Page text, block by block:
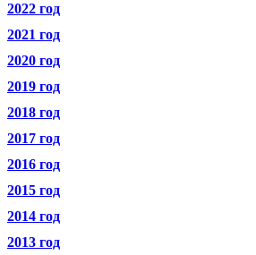
2022 год
2021 год
2020 год
2019 год
2018 год
2017 год
2016 год
2015 год
2014 год
2013 год